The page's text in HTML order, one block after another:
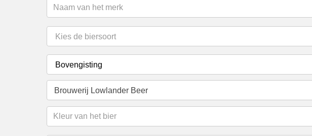
Brouwerij Lowlander Beer